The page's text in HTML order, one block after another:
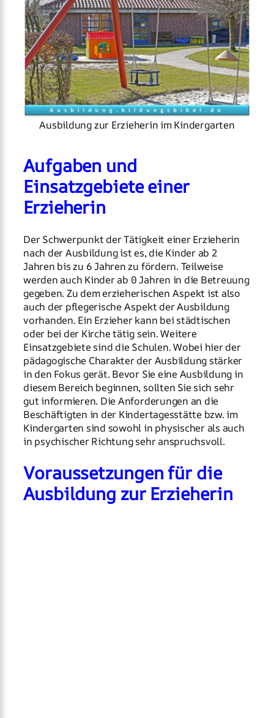
Ausbildung zur Erzieherin im Kindergarten
Aufgaben und
Einsatzgebiete einer
Erzieherin
Der Schwerpunkt der Tätigkeit einer Erzieherin
nach der Ausbildung ist es, die Kinder ab 2
Jahren bis zu 6 Jahren zu fördern. Teilweise
werden auch Kinder ab 0 Jahren in die Betreuung
gegeben. Zu dem erzieherischen Aspekt ist also
auch der pflegerische Aspekt der Ausbildung
vorhanden. Ein Erzieher kann bei städtischen
oder bei der Kirche tätig sein. Weitere
Einsatzgebiete sind die Schulen. Wobei hier der
pädagogische Charakter der Ausbildung stärker
in den Fokus gerät. Bevor Sie eine Ausbildung in
diesem Bereich beginnen, sollten Sie sich sehr
gut informieren. Die Anforderungen an die
Beschäftigten in der Kindertagesstätte bzw. im
Kindergarten sind sowohl in physischer als auch
in psychischer Richtung sehr anspruchsvoll.
Voraussetzungen für die
Ausbildung zur Erzieherin